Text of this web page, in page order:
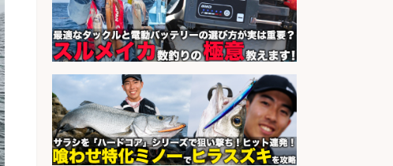
さらに求人情報を見る